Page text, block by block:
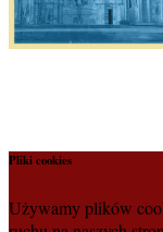
Pliki cookies
Używamy plików